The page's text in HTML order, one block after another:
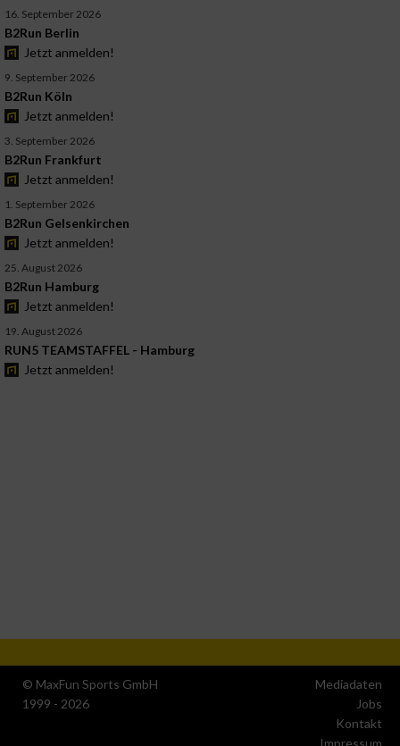
16. September 2026
B2Run Berlin
Jetzt anmelden!
9. September 2026
B2Run Köln
Jetzt anmelden!
3. September 2026
B2Run Frankfurt
Jetzt anmelden!
1. September 2026
B2Run Gelsenkirchen
Jetzt anmelden!
25. August 2026
B2Run Hamburg
Jetzt anmelden!
19. August 2026
RUN5 TEAMSTAFFEL - Hamburg
Jetzt anmelden!
© MaxFun Sports GmbH
1999 - 2026
Mediadaten
Jobs
Kontakt